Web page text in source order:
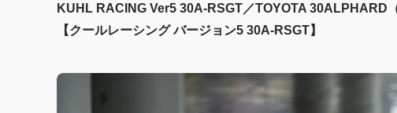
KUHL RACING Ver5 30A-RSGT／TOYOTA 30ALPHARD
【クールレーシング バージョン5 30A-RSGT】